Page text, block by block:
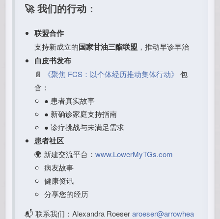
🚀 我们的行动：
联盟合作
支持新成立的国家甘油三酯联盟 ，推动早诊早治
白皮书发布
📄 《聚焦 FCS：以个体经历推动集体行动》 包
含：
● 患者真实故事
● 新确诊家庭支持指南
● 诊疗挑战与未满足需求
患者社区
🌍 新建交流平台：www.LowerMyTGs.com
病友故事
健康资讯
分享您的经历
📬 联系我们：Alexandra Roeseraroeser@arrowhea